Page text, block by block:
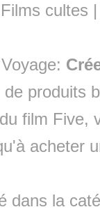
Films cultes
produits
film Five,
acheter
dans la